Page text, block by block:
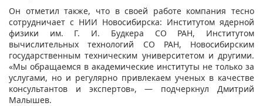
Он отметил также, что в своей работе компания тесно
сотрудничает с НИИ Новосибирска: Институтом ядерной
физики им. Г. И. Будкера СО РАН, Институтом
вычислительных технологий СО РАН, Новосибирским
государственным техническим университетом и другими.
«Мы обращаемся в академические институты не только за
услугами, но и регулярно привлекаем ученых в качестве
консультантов и экспертов», — подчеркнул Дмитрий
Малышев.